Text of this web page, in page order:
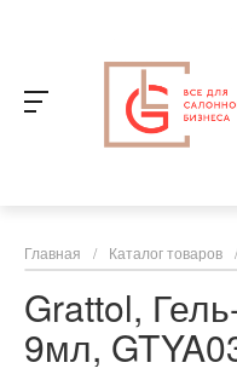
Главная / Каталог товаров /
Grattol,
9мл,